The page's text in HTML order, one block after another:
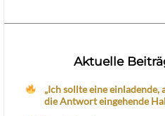
Aktuelle
„Ich sollte eine einladende,
die Antwort eingehende